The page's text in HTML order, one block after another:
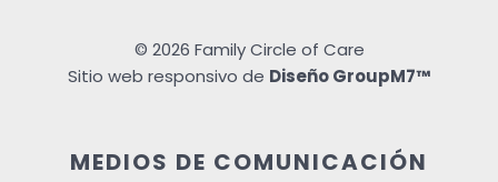
© 2026 Family Circle of Care
Sitio web responsivo de Diseño GroupM7™
MEDIOS DE COMUNICACIÓN